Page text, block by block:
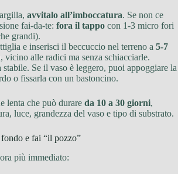
avvitalo all’imboccatura. Se non ce
fai-da-te: fora il tappo con 1-3 micro fori
grandi).
e inserisci il beccuccio nel terreno a 5-7
vicino alle radici ma senza schiacciarle.
Se il vaso è leggero, puoi appoggiare la
o fissarla con un bastoncino.
lenta che può durare da 10 a 30 giorni,
luce, grandezza del vaso e tipo di substrato.
e fai “il pozzo”
più immediato: